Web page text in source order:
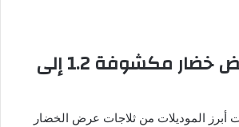
2- ثلاجات عرض خضار مكشوفة 1.2 إلى
أبرز الموديلات من ثلاجات عرض الخضار